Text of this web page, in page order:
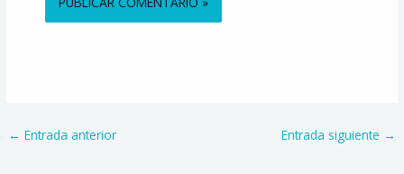
← Entrada anterior Entrada siguiente →